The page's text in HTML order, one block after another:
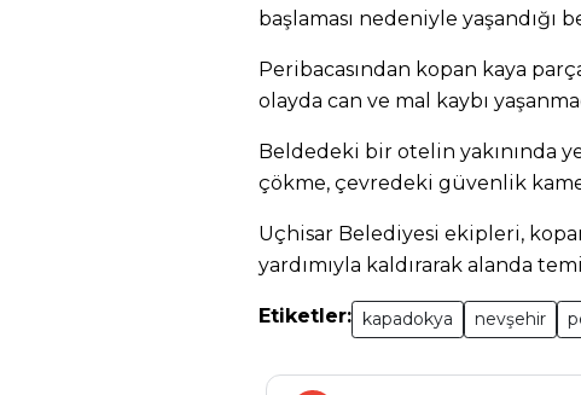
başlaması nedeniyle yaşandığı
Peribacasından kopan kaya
olayda can ve mal kaybı
Beldedeki bir otelin yakınında
çökme, çevredeki güvenlik
Uçhisar Belediyesi ekipleri,
yardımıyla kaldırarak alanda
Etiketler: kapadokya nevşehir